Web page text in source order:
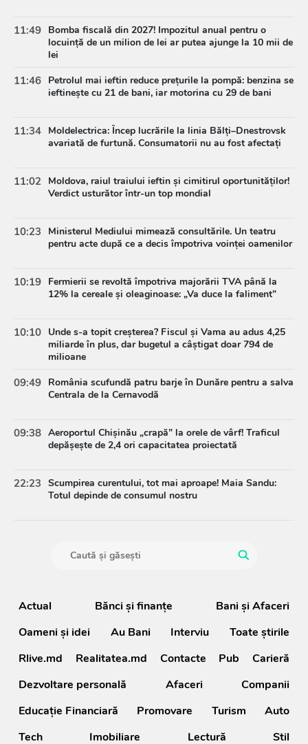
11:49 Bomba fiscală din 2027! Impozitul anual pentru o
locuință de un milion de lei ar putea ajunge la 10 mii de
lei
11:46 Petrolul mai ieftin reduce prețurile la pompă: benzina se
ieftinește cu 21 de bani, iar motorina cu 29 de bani
11:34 Moldelectrica: Încep lucrările la linia Bălți–Dnestrovsk
avariată de furtună. Consumatorii nu au fost afectați
11:02 Moldova, raiul traiului ieftin și cimitirul oportunităților!
Verdict usturător într-un top mondial
10:23
Ministerul Mediului mimează consultările. Un teatru
pentru acte după ce a decis împotriva voinței oamenilor
10:19 Fermierii se revoltă împotriva majorării TVA până la
12% la cereale și oleaginoase: „Va duce la faliment”
10:10 Unde s-a topit creșterea? Fiscul și Vama au adus 4,25
miliarde în plus, dar bugetul a câștigat doar 794 de
milioane
09:49 România scufundă patru barje în Dunăre pentru a salva
Centrala de la Cernavodă
09:38 Aeroportul Chișinău „crapă” la orele de vârf! Traficul
depășește de 2,4 ori capacitatea proiectată
22:23 Scumpirea curentului, tot mai aproape! Maia Sandu:
Totul depinde de consumul nostru
Actual Bănci şi finanţe
Bani și Afaceri
Oameni şi idei
Au Bani Interviu
Toate știrile
Rlive.md
Realitatea.md Contacte Pub
Carieră
Dezvoltare personală
Afaceri
Companii
Educație Financiară
Promovare Turism
Auto
Tech
Imobiliare Lectură Stil